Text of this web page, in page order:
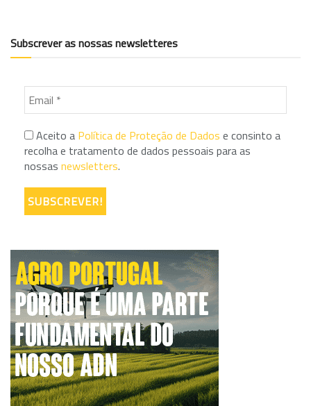
Subscrever as nossas newsletteres
Aceito a Política de Proteção de Dados e consinto a
recolha e tratamento de dados pessoais para as
nossas newsletters.